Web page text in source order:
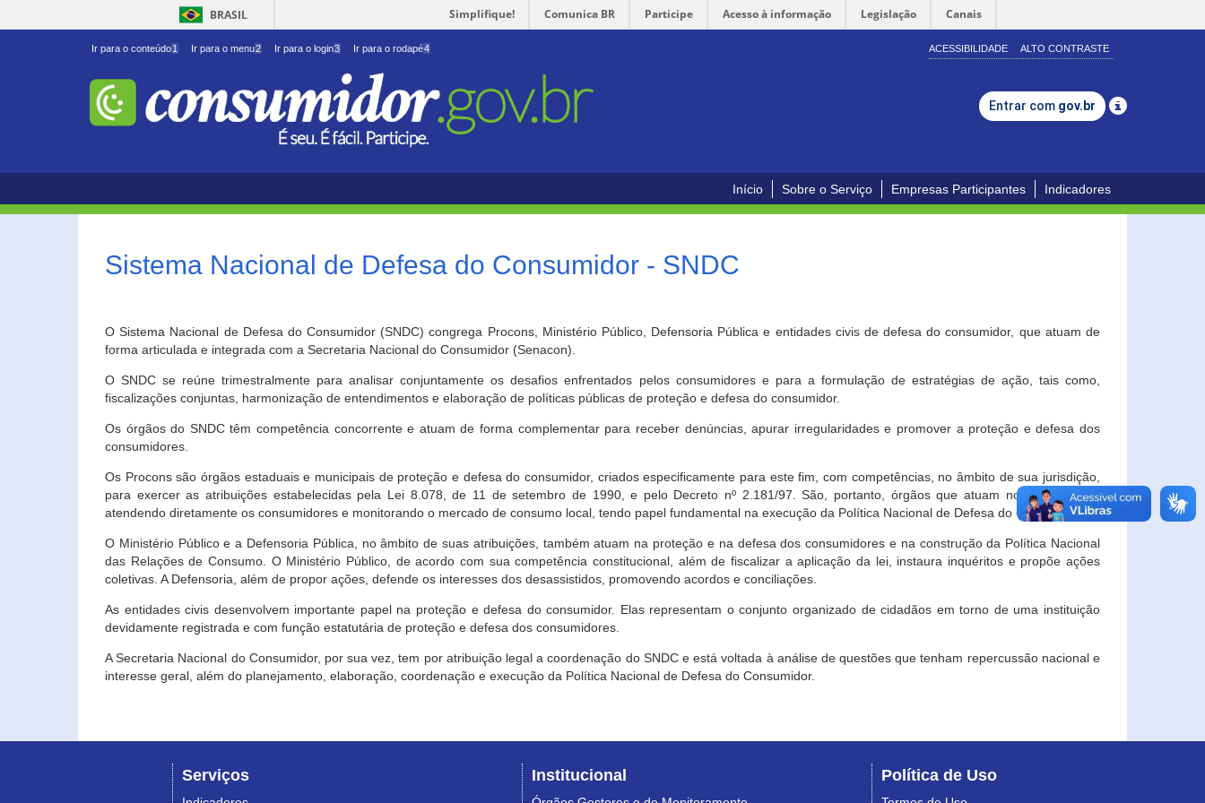
BRASIL Simplifique! Comunica BR Participe Acesso à informação Legislação Canais
Ir para o conteúdo1 Ir para o menu2 Ir para o login3 Ir para o rodapé4 ACESSIBILIDADE ALTO CONTRASTE
Entrar com gov.br
Início Sobre o Serviço Empresas Participantes Indicadores
Sistema Nacional de Defesa do Consumidor - SNDC
O Sistema Nacional de Defesa do Consumidor (SNDC) congrega Procons, Ministério Público, Defensoria Pública e entidades civis de defesa do consumidor, que atuam de
forma articulada e integrada com a Secretaria Nacional do Consumidor (Senacon).
O SNDC se reúne trimestralmente para analisar conjuntamente os desafios enfrentados pelos consumidores e para a formulação de estratégias de ação, tais como,
fiscalizações conjuntas, harmonização de entendimentos e elaboração de políticas públicas de proteção e defesa do consumidor.
Os órgãos do SNDC têm competência concorrente e atuam de forma complementar para receber denúncias, apurar irregularidades e promover a proteção e defesa dos
consumidores.
Os Procons são órgãos estaduais e municipais de proteção e defesa do consumidor, criados especificamente para este fim, com competências, no âmbito de sua jurisdição,
para exercer as atribuições estabelecidas pela Lei 8.078, de 11 de setembro de 1990, e pelo Decreto nº 2.181/97. São, portanto, órgãos que atuam no âmbito local,
atendendo diretamente os consumidores e monitorando o mercado de consumo local, tendo papel fundamental na execução da Política Nacional de Defesa do Consumidor.
O Ministério Público e a Defensoria Pública, no âmbito de suas atribuições, também atuam na proteção e na defesa dos consumidores e na construção da Política Nacional
das Relações de Consumo. O Ministério Público, de acordo com sua competência constitucional, além de fiscalizar a aplicação da lei, instaura inquéritos e propõe ações
coletivas. A Defensoria, além de propor ações, defende os interesses dos desassistidos, promovendo acordos e conciliações.
As entidades civis desenvolvem importante papel na proteção e defesa do consumidor. Elas representam o conjunto organizado de cidadãos em torno de uma instituição
devidamente registrada e com função estatutária de proteção e defesa dos consumidores.
A Secretaria Nacional do Consumidor, por sua vez, tem por atribuição legal a coordenação do SNDC e está voltada à análise de questões que tenham repercussão nacional e
interesse geral, além do planejamento, elaboração, coordenação e execução da Política Nacional de Defesa do Consumidor.
Serviços Institucional Política de Uso